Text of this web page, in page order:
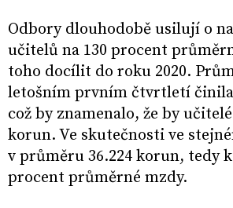
Odbory dlouhodobě usilují o
učitelů na 130 procent
toho docílit do roku 2020.
letošním prvním čtvrtletí činila
což by znamenalo, že by
korun. Ve skutečnosti ve
v průměru 36.224 korun, tedy
procent průměrné mzdy.